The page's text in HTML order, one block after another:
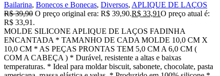
Bailarina, Bonecos e Bonecas, Diversos, APLIQUE DE LAÇOS
R$39,90 O preço original era: R$ 39,90.R$ 33,91O preço atual é:
R$ 33,91.
MOLDE SILICONE APLIQUE DE LAÇOS FADINHA
ENCANTADA * TAMANHO DE CADA MOLDE 10,0 CM X
10,0 CM * AS PEÇAS PRONTAS TEM 5,0 CM A 6,0 CM (
COM A CABEÇA ) * Durável, resistente a altas e baixas
temperaturas. * Ideal para moldar biscuit, sabonete, chocolate, pasta